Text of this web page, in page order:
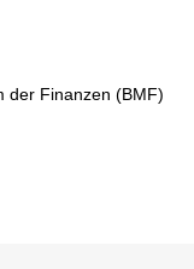
der Finanzen (BMF)